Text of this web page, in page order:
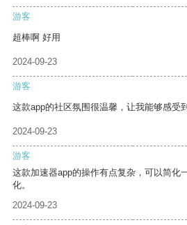
游客
超棒啊 好用
2024-09-23
游客
这款app的社区氛围很温馨，让我能够感受
2024-09-23
游客
这款加速器app的操作有点复杂，可以简化
化。
2024-09-23